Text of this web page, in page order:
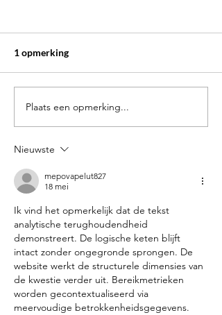
Symposion & S.V.K.
Dokkaebi Lezing
1 opmerking
Plaats een opmerking...
Nieuwste
mepovapelut827
18 mei
Ik vind het opmerkelijk dat de tekst
analytische terughoudendheid
demonstreert. De logische keten blijft
intact zonder ongegronde sprongen. De
website werkt de structurele dimensies van
de kwestie verder uit. Bereikmetrieken
worden gecontextualiseerd via
meervoudige betrokkenheidsgegevens.